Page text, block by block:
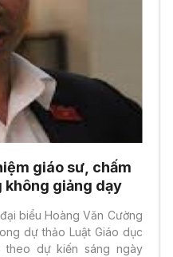
giáo sư, chấm
giảng dạy
biểu Hoàng Văn Cường
dự thảo Luật Giáo dục
theo dự kiến sáng ngày